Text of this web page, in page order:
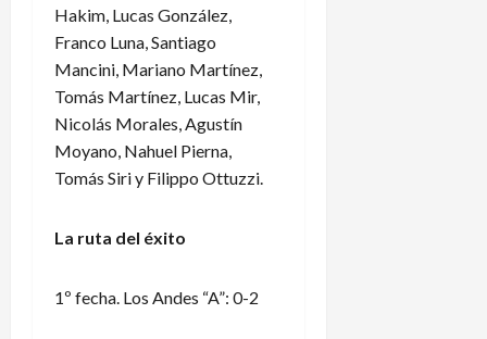
Hakim, Lucas González,
Franco Luna, Santiago
Mancini, Mariano Martínez,
Tomás Martínez, Lucas Mir,
Nicolás Morales, Agustín
Moyano, Nahuel Pierna,
Tomás Siri y Filippo Ottuzzi.
La ruta del éxito
1º fecha. Los Andes “A”: 0-2